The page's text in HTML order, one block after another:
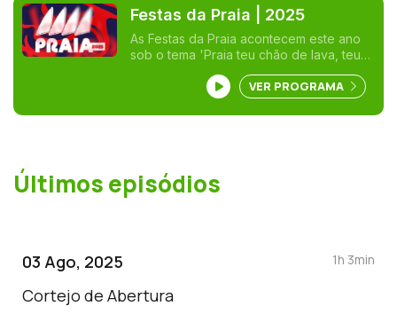
Festas da Praia | 2025
As Festas da Praia acontecem este ano
sob o tema 'Praia teu chão de lava, teu
transportar os que visitam a cidade a
recuar aos primórdios da sua existência,
através de um cortejo que tem como
VER PROGRAMA
Últimos episódios
03 Ago, 2025
Cortejo de Abertura
1h 3min